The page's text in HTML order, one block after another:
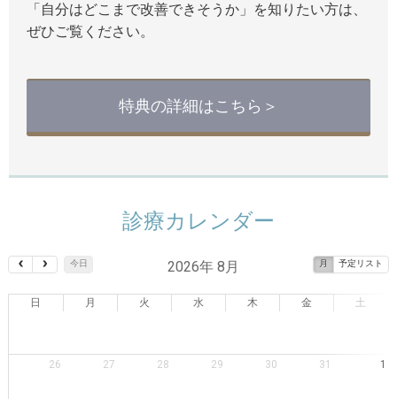
「自分はどこまで改善できそうか」を知りたい方は、
ぜひご覧ください。
特典の詳細はこちら＞
診療カレンダー
今日 月 予定リスト
2026年 8月
日 月 火 水 木 金 土
26 27 28 29 30 31 1